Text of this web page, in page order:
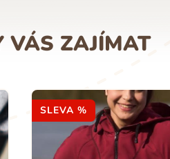
VÁS ZAJÍMAT
SLEVA %